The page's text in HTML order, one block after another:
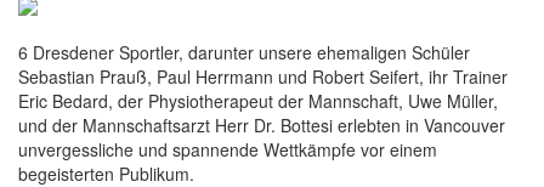
6 Dresdener Sportler, darunter unsere ehemaligen Schüler
Sebastian Prauß, Paul Herrmann und Robert Seifert, ihr Trainer
Eric Bedard, der Physiotherapeut der Mannschaft, Uwe Müller,
und der Mannschaftsarzt Herr Dr. Bottesi erlebten in Vancouver
unvergessliche und spannende Wettkämpfe vor einem
begeisterten Publikum.